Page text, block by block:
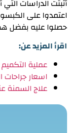
اعتمدوا على
حصلوا عليه بفضل
اقرأ المزيد عن:
عملية
اسعار
علاج السمنة